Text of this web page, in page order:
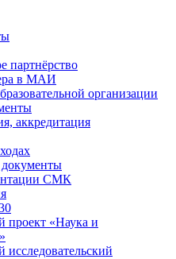
партнёрство
в МАИ
организации
аккредитация
СМК
проект «Наука и